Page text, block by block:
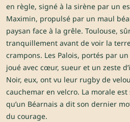
en règle, signé à la sirène par un
Maximin, propulsé par un maul
paysan face à la grêle. Toulouse,
tranquillement avant de voir la terre
crampons. Les Palois, portés par
joué avec cœur, sueur et un zeste
Noir, eux, ont vu leur rugby de
cauchemar en velcro. La morale
qu’un Béarnais a dit son dernier
du courage.